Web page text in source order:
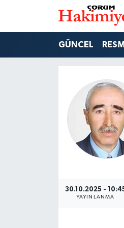
GÜNCEL
30.10.2025 -
YAYINLANMA
Nöbetçi Eczaneler
Çorum Namaz Vakitleri
Trafik Durumu
Süper Lig Puan
Son Dakika Haberleri